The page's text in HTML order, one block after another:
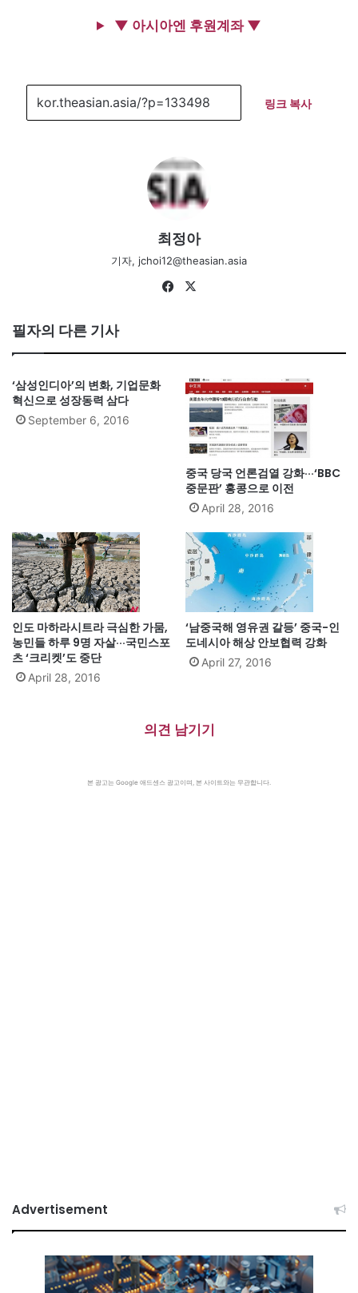
▼ 아시아엔 후원계좌 ▼
링크 복사
최정아
기자, jchoi12@theasian.asia
Fa
필자의 다른 기사
‘삼성인디아’의 변화, 기업문화
혁신으로 성장동력 삼다
September 6, 2016
중국 당국 언론검열 강화···‘BBC
중문판’ 홍콩으로 이전
April 28, 2016
인도 마하라시트라 극심한 가뭄,
농민들 하루 9명 자살···국민스포
츠 ‘크리켓’도 중단
April 28, 2016
‘남중국해 영유권 갈등’ 중국-인
도네시아 해상 안보협력 강화
April 27, 2016
의견 남기기
본 광고는 Google 애드센스 광고이며, 본 사이트와는 무관합니다.
Advertisement